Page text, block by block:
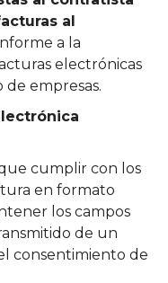
al
a la
electrónicas
empresas.
cumplir con los
en formato
los campos
de un
consentimiento de